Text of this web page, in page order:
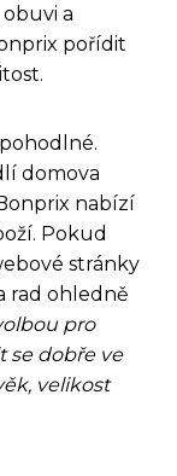
a
pořídit
domova
nabízí
Pokud
stránky
rad ohledně
pro
se dobře ve
velikost